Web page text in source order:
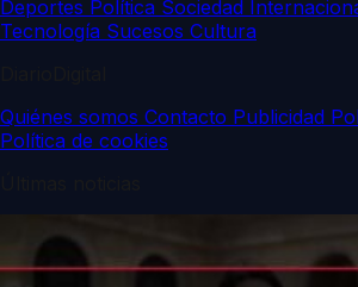
Deportes Política Sociedad
Tecnología Sucesos Cultura
Quiénes somos Contacto Publicidad
Política de cookies